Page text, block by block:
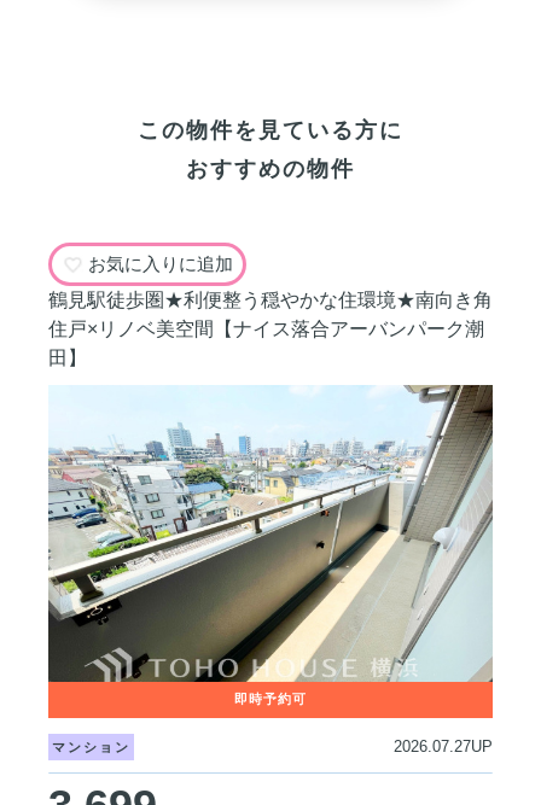
この物件を見ている方に
おすすめの物件
お気に入りに追加
鶴見駅徒歩圏★利便整う穏やかな住環境★南向き角
住戸×リノベ美空間【ナイス落合アーバンパーク潮
田】
マンション 2026.07.27UP